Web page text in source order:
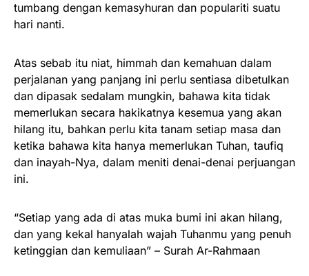
tumbang dengan kemasyhuran dan populariti suatu
hari nanti.
Atas sebab itu niat, himmah dan kemahuan dalam
perjalanan yang panjang ini perlu sentiasa dibetulkan
dan dipasak sedalam mungkin, bahawa kita tidak
memerlukan secara hakikatnya kesemua yang akan
hilang itu, bahkan perlu kita tanam setiap masa dan
ketika bahawa kita hanya memerlukan Tuhan, taufiq
dan inayah-Nya, dalam meniti denai-denai perjuangan
ini.
“Setiap yang ada di atas muka bumi ini akan hilang,
dan yang kekal hanyalah wajah Tuhanmu yang penuh
ketinggian dan kemuliaan” – Surah Ar-Rahmaan